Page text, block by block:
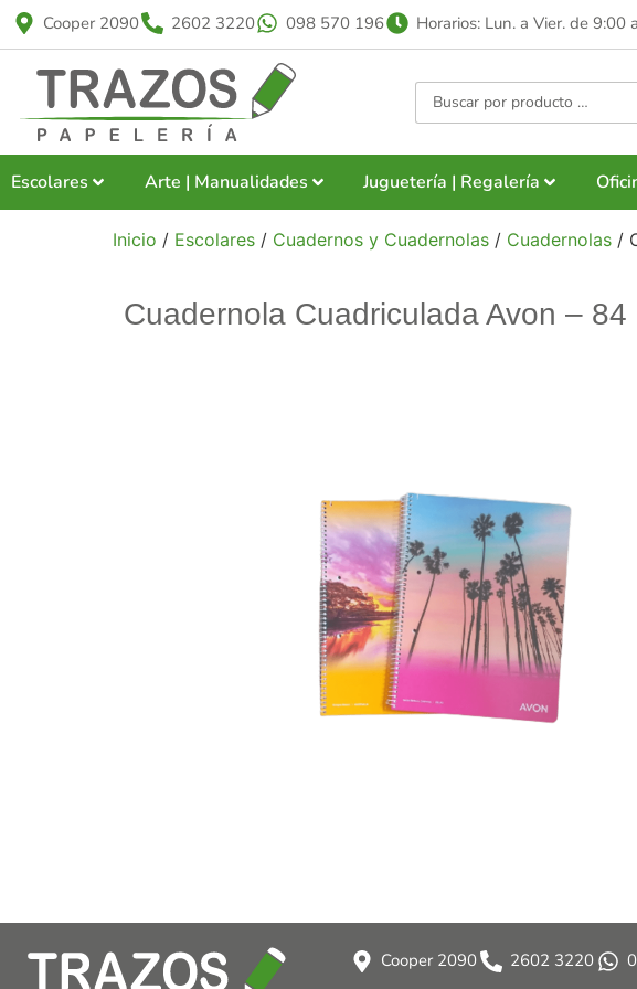
Cooper 2090 2602 3220 098 570 196 Horarios: Lun. a Vier. de 9:00
Escolares Arte | Manualidades Juguetería | Regalería
Inicio / Escolares / Cuadernos y Cuadernolas / Cuadernolas /
Cuadernola Cuadriculada Avon – 84
Cooper 2090 2602 3220